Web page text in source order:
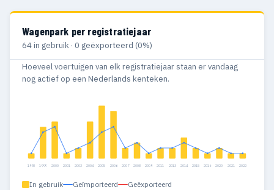
Wagenpark per registratiejaar
64 in gebruik · 0 geëxporteerd (0%)
Hoeveel voertuigen van elk registratiejaar staan er vandaag
nog actief op een Nederlands kenteken.
1998 1999 2000 2001 2003 2004 2005 2006 2007 2008 2009 2011 2013 2014 2015 2016 2020 2021 2022
In gebruik Geïmporteerd Geëxporteerd